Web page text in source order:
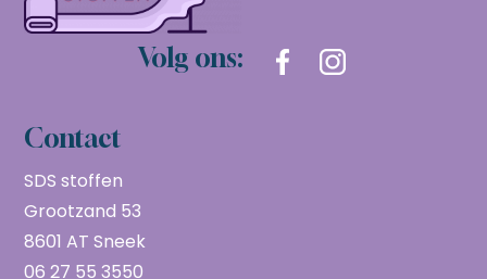
Volg ons:
Contact
SDS stoffen
Grootzand 53
8601 AT Sneek
06 27 55 3550